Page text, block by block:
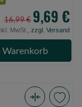
16,99 € 9,69 €
MwSt., zzgl. Versand
Warenkorb